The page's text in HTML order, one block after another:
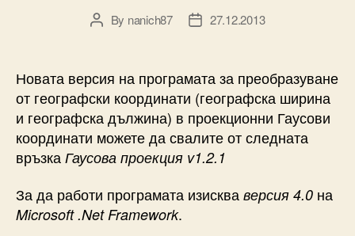
PostBy nanich87
Post27.12.2013
Новата версия на програмата за преобразуване
от географски координати (географска ширина
и географска дължина) в проекционни Гаусови
координати можете да свалите от следната
връзка Гаусова проекция v1.2.1
За да работи програмата изисква версия 4.0 на
Microsoft .Net Framework.